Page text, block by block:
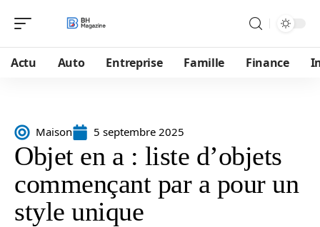
Actu Auto Entreprise Famille Finance
Maison 5 septembre 2025
Objet en a : liste d’objets
commençant par a pour un
style unique